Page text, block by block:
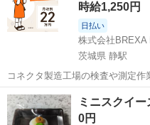
時給1,250円
日払い
株式会社BREXA
茨城県 静駅
コネクタ製造工場の検査や測定作
日128日★クリーンルーム内作業
★就業先食堂利用可！日払い制度あり
工場のお仕事 ◇コネクタ製造工...
茨城 常陸大宮市 静駅
ミニスクイー
0円